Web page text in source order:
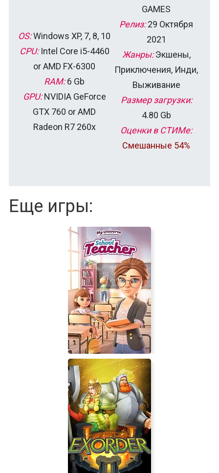
OS:Windows XP, 7, 8, 10
CPU:Intel Core i5-4460
or AMD FX-6300
RAM:6 Gb
GPU:NVIDIA GeForce
GTX 760 or AMD
Radeon R7 260x
GAMES
Релиз:29 Октября
2021
Жанры:Экшены,
Приключения, Инди,
Выживание
Размер загрузки:
4.80 Gb
Оценки в СТИМе:
Смешанные 54%
Еще игры:
My Universe - School Teacher